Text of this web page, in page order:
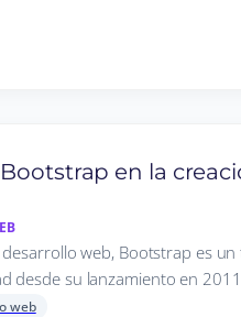
en la
web, Bootstrap es
desde su lanzamiento en
web